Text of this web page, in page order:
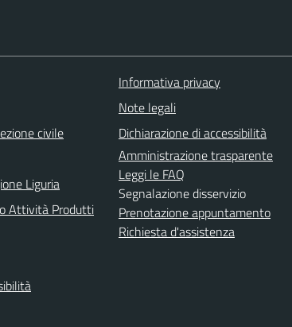
civile
Liguria
Attività Produtti
Informativa privacy
Note legali
Dichiarazione di accessibilità
Amministrazione trasparente
Leggi le FAQ
Segnalazione disservizio
Prenotazione appuntamento
Richiesta d'assistenza